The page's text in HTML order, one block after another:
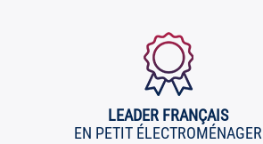
LEADER FRANÇAIS
EN PETIT ÉLECTROMÉNAGER